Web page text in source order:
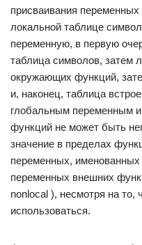
присваивания
локальной таблице
переменную, в первую
таблица символов, затем
окружающих функций,
и, наконец, таблица
глобальным переменным
функций не может быть
значение в пределах
переменных,
переменных внешних
nonlocal ), несмотря на то,
использоваться.